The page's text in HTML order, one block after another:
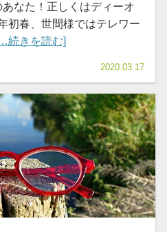
なた！正しくはディーオ
初春、世間様ではテレワー
続きを読む]
2020.03.17